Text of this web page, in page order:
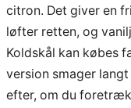
citron. Det giver en
løfter retten, og
Koldskål kan købes
version smager
efter, om du